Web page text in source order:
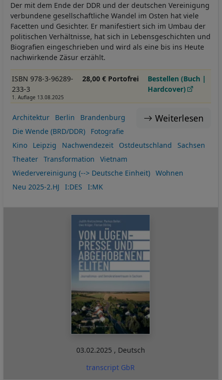
Der mit dem Ende der DDR und der deutschen Vereinigung
verbundene gesellschaftliche Wandel im Osten hat viele
Facetten und Gesichter. Er manifestiert sich im Umbau der
politischen Verhältnisse, hat sich in Lebensgeschichten und
Biografien eingeschrieben und wird als eine bis ins Heute
nachwirkende Zäsur erzählt.
ISBN 978-3-96289-
233-3
1. Auflage 13.08.2025
28,00 € Portofrei
Bestellen (Buch |
Hardcover)
Weiterlesen
Architektur Berlin
Brandenburg
Die Wende (BRD/DDR)
Fotografie
Kino
Leipzig Nachwendezeit Ostdeutschland
Sachsen
Theater
Transformation
Vietnam
Wiedervereinigung (--> Deutsche Einheit)
Wohnen
Neu 2025-2.HJ
I:DES I:MK
03.02.2025 , Deutsch
transcript GbR